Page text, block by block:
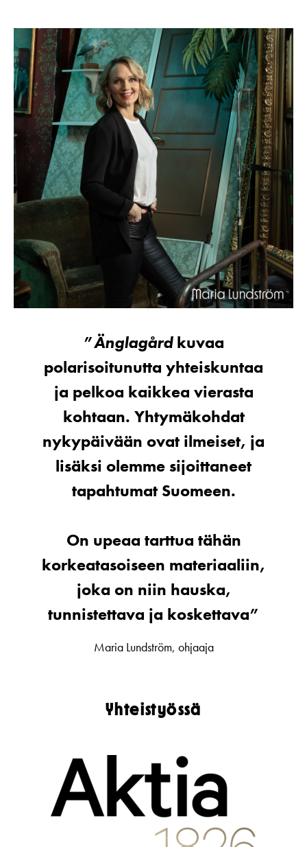
Änglagårdkuvaa
polarisoitunutta yhteiskuntaa
ja pelkoa kaikkea vierasta
kohtaan. Yhtymäkohdat
nykypäivään ovat ilmeiset, ja
lisäksi olemme sijoittaneet
tapahtumat Suomeen.
On upeaa tarttua tähän
korkeatasoiseen materiaaliin,
joka on niin hauska,
tunnistettava ja koskettava
Maria Lundström, ohjaaja
Yhteistyössä